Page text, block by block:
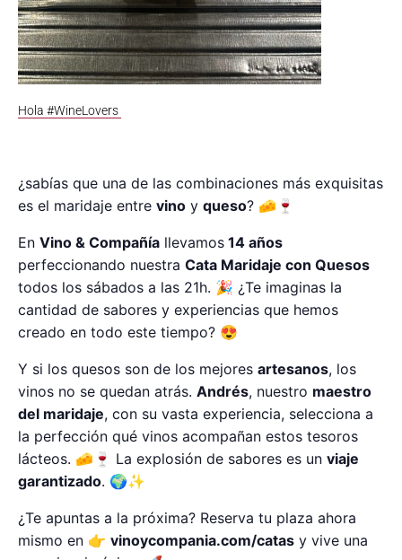
Hola #WineLovers
¿sabías que una de las combinaciones más exquisitas
es el maridaje entre vino y queso? 🧀🍷
En Vino & Compañía llevamos 14 años
perfeccionando nuestra Cata Maridaje con Quesos
todos los sábados a las 21h. 🎉 ¿Te imaginas la
cantidad de sabores y experiencias que hemos
creado en todo este tiempo? 😍
Y si los quesos son de los mejores artesanos, los
vinos no se quedan atrás. Andrés, nuestro maestro
del maridaje, con su vasta experiencia, selecciona a
la perfección qué vinos acompañan estos tesoros
lácteos. 🧀🍷 La explosión de sabores es un viaje
garantizado. 🌍✨
¿Te apuntas a la próxima? Reserva tu plaza ahora
mismo en 👉 vinoycompania.com/catas y vive una